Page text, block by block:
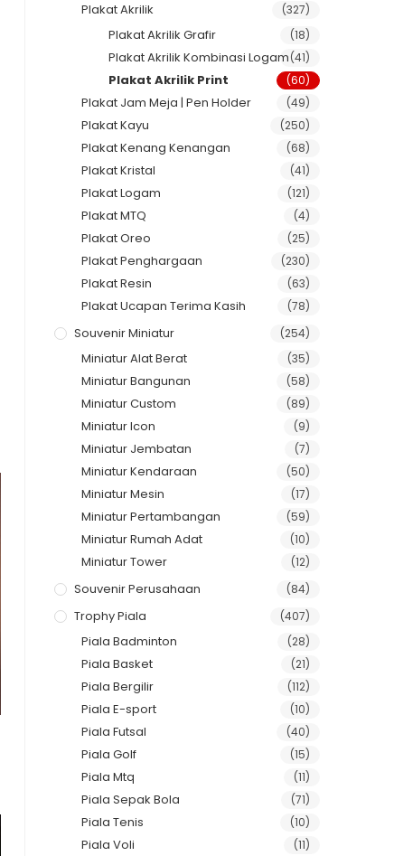
Plakat Akrilik (327)
Plakat Akrilik Grafir (18)
Plakat Akrilik Kombinasi Logam(41)
Plakat Akrilik Print (60)
Plakat Jam Meja | Pen Holder (49)
Plakat Kayu (250)
Plakat Kenang Kenangan (68)
Plakat Kristal (41)
Plakat Logam (121)
Plakat MTQ (4)
Plakat Oreo (25)
Plakat Penghargaan (230)
Plakat Resin (63)
Plakat Ucapan Terima Kasih (78)
Souvenir Miniatur (254)
Miniatur Alat Berat (35)
Miniatur Bangunan (58)
Miniatur Custom (89)
Miniatur Icon (9)
Miniatur Jembatan (7)
Miniatur Kendaraan (50)
Miniatur Mesin (17)
Miniatur Pertambangan (59)
Miniatur Rumah Adat (10)
Miniatur Tower (12)
Souvenir Perusahaan (84)
Trophy Piala (407)
Piala Badminton (28)
Piala Basket (21)
Piala Bergilir (112)
Piala E-sport (10)
Piala Futsal (40)
Piala Golf (15)
Piala Mtq (11)
Piala Sepak Bola (71)
Piala Tenis (10)
Piala Voli (11)